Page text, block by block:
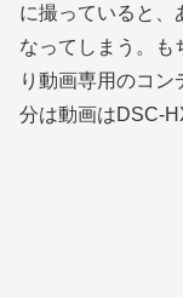
に撮っていると、
なってしまう。も
り動画専用のコ
分は動画はDSC-